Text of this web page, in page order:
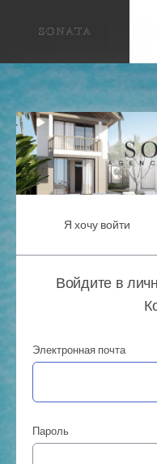
Я хочу войти
Войдите в
Электронная почта
Пароль